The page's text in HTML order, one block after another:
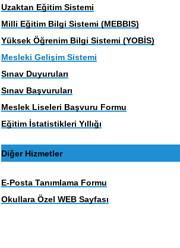
Uzaktan Eğitim Sistemi
Milli Eğitim Bilgi Sistemi (MEBBIS)
Yüksek Öğrenim Bilgi Sistemi (YOBİS)
Mesleki Gelişim Sistemi
Sınav Duyuruları
Sınav Başvuruları
Meslek Liseleri Başvuru Formu
Eğitim İstatistikleri Yıllığı
Diğer Hizmetler
E-Posta Tanımlama Formu
Okullara Özel WEB Sayfası